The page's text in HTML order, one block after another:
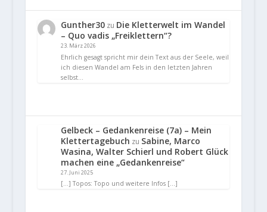
Gunther30zu Die Kletterwelt im Wandel
– Quo vadis „Freiklettern“?
23. März 2026
Ehrlich gesagt spricht mir dein Text aus der Seele, weil
ich diesen Wandel am Fels in den letzten Jahren
selbst…
Gelbeck – Gedankenreise (7a) – Mein
Klettertagebuch zu Sabine, Marco
Wasina, Walter Schierl und Robert Glück
machen eine „Gedankenreise“
27. Juni 2025
[…] Topos: Topo und weitere Infos […]